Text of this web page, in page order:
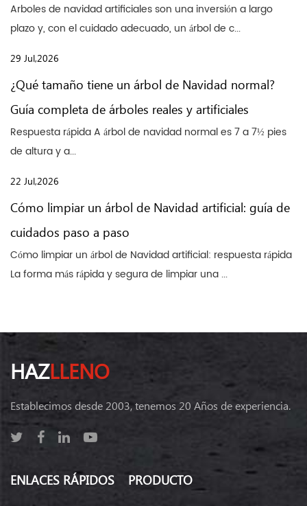
Arboles de navidad artificiales son una inversión a largo
plazo y, con el cuidado adecuado, un árbol de c...
29 Jul,2026
¿Qué tamaño tiene un árbol de Navidad normal?
Guía completa de árboles reales y artificiales
Respuesta rápida A árbol de navidad normal es 7 a 7½ pies
de altura y a...
22 Jul,2026
Cómo limpiar un árbol de Navidad artificial: guía de
cuidados paso a paso
Cómo limpiar un árbol de Navidad artificial: respuesta rápida
La forma más rápida y segura de limpiar una ...
HAZLLENO
Establecimos desde 2003, tenemos 20 Años de experiencia.
ENLACES RÁPIDOS PRODUCTO